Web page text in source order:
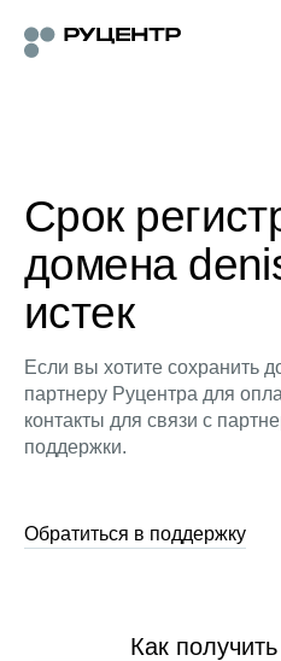
Срок
домена
истек
Если вы хотите сохранить
партнеру Руцентра для
контакты для связи с
поддержки.
Обратиться в поддержку
Как